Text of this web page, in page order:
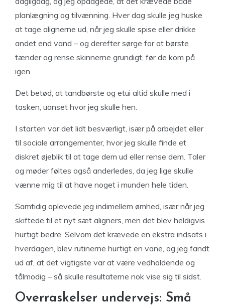
planlægning og tilvænning. Hver dag skulle jeg huske
at tage alignerne ud, når jeg skulle spise eller drikke
andet end vand – og derefter sørge for at børste
tænder og rense skinnerne grundigt, før de kom på
igen.
Det betød, at tandbørste og etui altid skulle med i
tasken, uanset hvor jeg skulle hen.
I starten var det lidt besværligt, især på arbejdet eller
til sociale arrangementer, hvor jeg skulle finde et
diskret øjeblik til at tage dem ud eller rense dem. Taler
og møder føltes også anderledes, da jeg lige skulle
vænne mig til at have noget i munden hele tiden.
Samtidig oplevede jeg indimellem ømhed, især når jeg
skiftede til et nyt sæt aligners, men det blev heldigvis
hurtigt bedre. Selvom det krævede en ekstra indsats i
hverdagen, blev rutinerne hurtigt en vane, og jeg fandt
ud af, at det vigtigste var at være vedholdende og
tålmodig – så skulle resultaterne nok vise sig til sidst.
Overraskelser undervejs: Små